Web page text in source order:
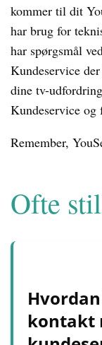
kommer til dit
har brug for
har spørgsmål
Kundeservice
dine tv-
Kundeservice
Remember,
Ofte
kontakt